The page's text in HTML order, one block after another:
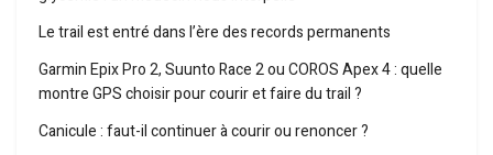
Le trail est entré dans l’ère des records permanents
Garmin Epix Pro 2, Suunto Race 2 ou COROS Apex 4 : quelle
montre GPS choisir pour courir et faire du trail ?
Canicule : faut-il continuer à courir ou renoncer ?